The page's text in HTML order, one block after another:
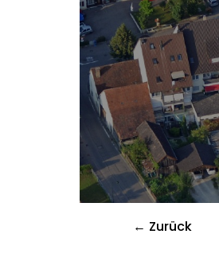
← Zurück